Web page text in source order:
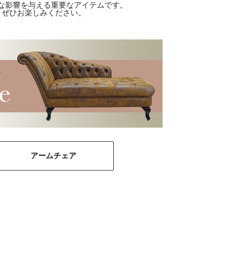
響を与える重要なアイテムです。
ひお楽しみください。
アームチェア